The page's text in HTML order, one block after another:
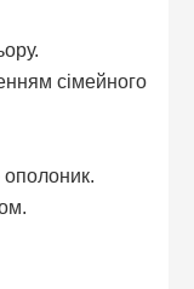
сімейного
ополоник.